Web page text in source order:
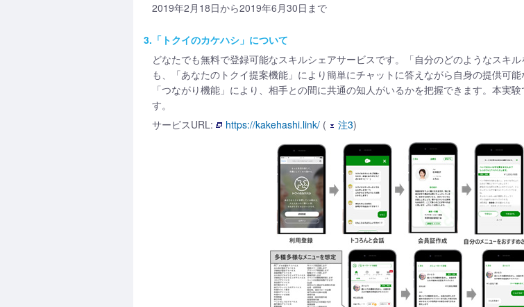
2019年2月18日から2019年6月30日まで
3.「トクイのカケハシ」について
どなたでも無料で登録可能なスキルシェアサービスです。「自分のどのようなスキ
も、「あなたのトクイ提案機能」により簡単にチャットに答えながら自身の提供可
「つながり機能」により、相手との間に共通の知人がいるかを把握できます。本実
す。
サービスURL:
https://kakehashi.link/ ( 注3)